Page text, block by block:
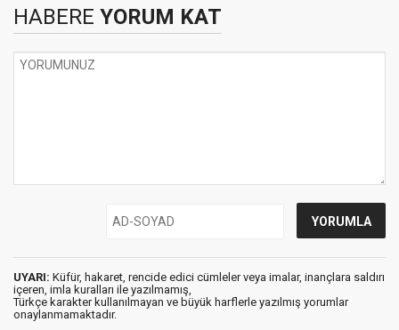
HABERE YORUM KAT
UYARI: Küfür, hakaret, rencide edici cümleler veya imalar, inançlara saldırı
içeren, imla kuralları ile yazılmamış,
Türkçe karakter kullanılmayan ve büyük harflerle yazılmış yorumlar
onaylanmamaktadır.